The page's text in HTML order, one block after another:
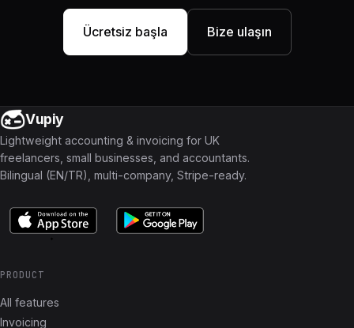
Ücretsiz başla Bize ulaşın
Vupiy
Lightweight accounting & invoicing for UK
freelancers, small businesses, and accountants.
Bilingual (EN/TR), multi-company, Stripe-ready.
PRODUCT
All features
Invoicing